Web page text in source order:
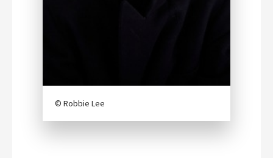
© Robbie Lee